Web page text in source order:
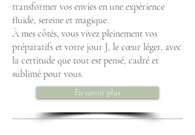
transformer vos envies en une expérience
fluide, sereine et magique.
À mes côtés, vous vivez pleinement vos
préparatifs et votre jour J, le cœur léger, avec
la certitude que tout est pensé, cadré et
sublimé pour vous.
En savoir plus